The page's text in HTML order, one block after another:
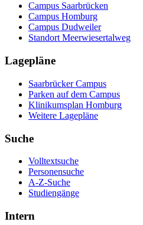
Campus Saarbrücken
Campus Homburg
Campus Dudweiler
Standort Meerwiesertalweg
Lagepläne
Saarbrücker Campus
Parken auf dem Campus
Klinikumsplan Homburg
Weitere Lagepläne
Suche
Volltextsuche
Personensuche
A-Z-Suche
Studiengänge
Intern